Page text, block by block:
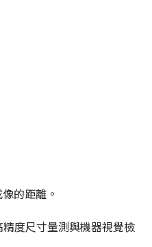
的距離。
度尺寸量測與機器視覺檢